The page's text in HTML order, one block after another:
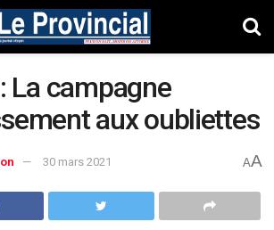
La campagne
aux oubliettes
30 mars 2021 AA